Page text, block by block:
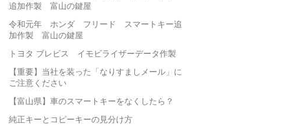
追加作製 富山の鍵屋
令和元年 ホンダ フリード スマートキー追
加作製 富山の鍵屋
トヨタ ブレビス イモビライザーデータ作製
【重要】当社を装った「なりすましメール」に
ご注意ください
【富山県】車のスマートキーをなくしたら？
純正キーとコピーキーの見分け方